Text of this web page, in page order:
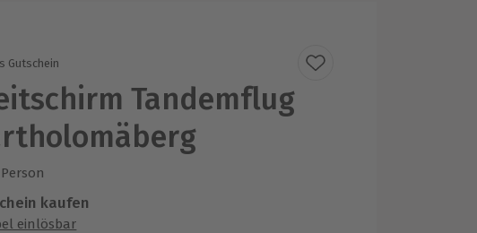
Gutschein
Tandemflug
kaufen
einlösbar